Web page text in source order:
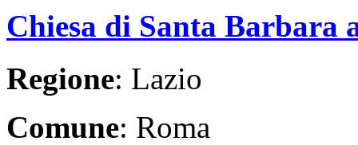
Chiesa di Santa Barbara
Regione: Lazio
Comune: Roma